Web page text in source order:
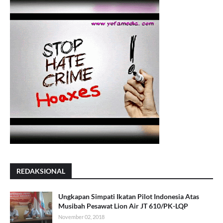
REDAKSIONAL
Ungkapan Simpati Ikatan Pilot Indonesia Atas
Musibah Pesawat Lion Air JT 610/PK-LQP
November 02, 2018